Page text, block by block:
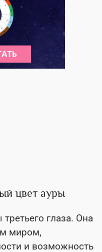
цвет ауры
глаза. Она
миром,
и возможность